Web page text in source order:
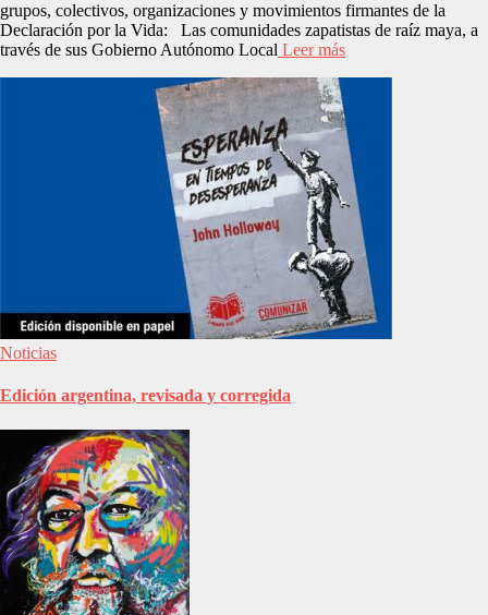
grupos, colectivos, organizaciones y movimientos firmantes de la
Declaración por la Vida: Las comunidades zapatistas de raíz maya, a
través de sus Gobierno Autónomo Local Leer más
Noticias
Edición argentina, revisada y corregida